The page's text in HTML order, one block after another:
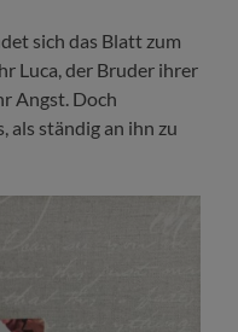
sich das Blatt zum
Luca, der Bruder ihrer
Angst. Doch
als ständig an ihn zu